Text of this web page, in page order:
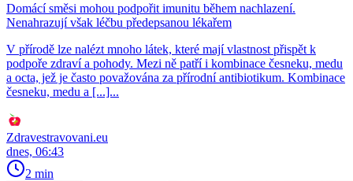
Domácí směsi mohou podpořit imunitu během nachlazení.
Nenahrazují však léčbu předepsanou lékařem
V přírodě lze nalézt mnoho látek, které mají vlastnost přispět k
podpoře zdraví a pohody. Mezi ně patří i kombinace česneku, medu
a octa, jež je často považována za přírodní antibiotikum. Kombinace
česneku, medu a [...]...
Zdravestravovani.eu
dnes, 06:43
2 min